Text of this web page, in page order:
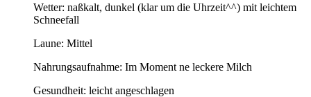
Wetter: naßkalt, dunkel (klar um die Uhrzeit^^) mit leichtem
Schneefall
Laune: Mittel
Nahrungsaufnahme: Im Moment ne leckere Milch
Gesundheit: leicht angeschlagen